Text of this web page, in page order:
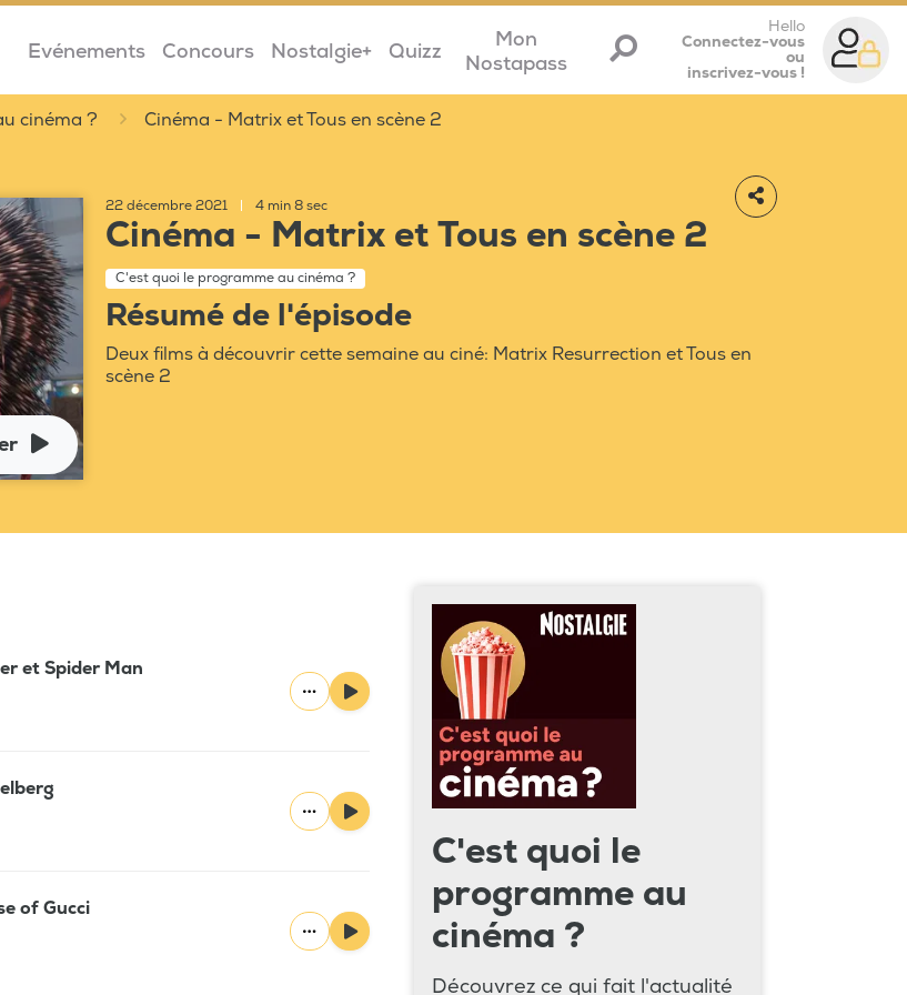
Evénements Concours Nostalgie+ Quizz
Mon
Nostapass
Hello
Connectez-vous
ou
inscrivez-vous !
cinéma ? Cinéma - Matrix et Tous en scène 2
22 décembre 2021 4 min 8 sec
Cinéma - Matrix et Tous en scène 2
C'est quoi le programme au cinéma ?
Résumé de l'épisode
Deux films à découvrir cette semaine au ciné: Matrix Resurrection et Tous en
scène 2
et Spider Man
of Gucci
C'est quoi le
programme au
cinéma ?
Découvrez ce qui fait l'actualité